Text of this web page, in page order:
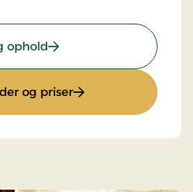
ophold: Badehotels Ophold - 1
og priser: Badehotels Ophold